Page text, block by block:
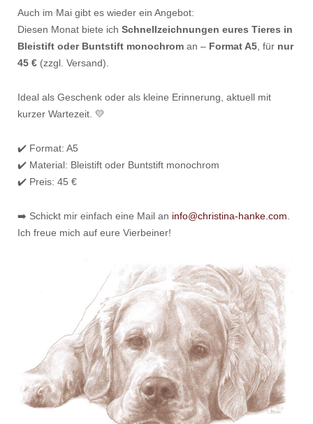
Auch im Mai gibt es wieder ein Angebot:
Diesen Monat biete ich Schnellzeichnungen eures Tieres in
Bleistift oder Buntstift monochroman – Format A5, für nur
45 €(zzgl. Versand).
Ideal als Geschenk oder als kleine Erinnerung, aktuell mit
kurzer Wartezeit. 💛
✔️ Format: A5
✔️ Material: Bleistift oder Buntstift monochrom
✔️ Preis: 45 €
➡️ Schickt mir einfach eine Mail an info@christina-hanke.com
Ich freue mich auf eure Vierbeiner!